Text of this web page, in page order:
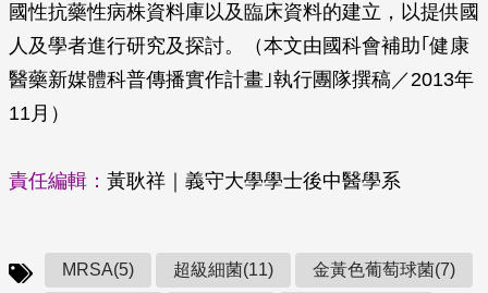
國性抗藥性病株資料庫以及臨床資料的建立，以提供國
人及學者進行研究及探討。
（本文由國科會補助｢健康
醫藥新媒體科普傳播實作計畫｣執行團隊撰稿／2013年
11月）
責任編輯： 黃耿祥 ｜義守大學學士後中醫學系
MRSA(5) 超級細菌(11) 金黃色葡萄球菌(7)